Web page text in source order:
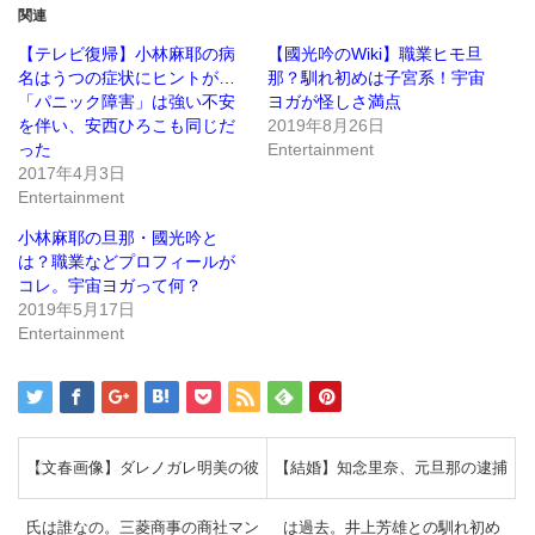
(新
し
い
ウ
ィ
ン
ド
で
開
き
ま
ッ
ク
し
て
く
だ
さ
(新
し
い
ウ
ン
ド
ウ
で
開
き
ま
す)
関連
【テレビ復帰】小林麻耶の病
名はうつの症状にヒントが…
「パニック障害」は強い不安
を伴い、安西ひろこも同じだ
った
2017年4月3日
Entertainment
【國光吟のWiki】職業ヒモ旦
那？馴れ初めは子宮系！宇宙
ヨガが怪しさ満点
2019年8月26日
Entertainment
小林麻耶の旦那・國光吟と
は？職業などプロフィールが
コレ。宇宙ヨガって何？
2019年5月17日
Entertainment
【文春画像】ダレノガレ明美の彼
氏は誰なの。三菱商事の商社マン
【結婚】知念里奈、元旦那の逮捕
は過去。井上芳雄との馴れ初め